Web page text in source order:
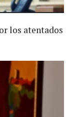
los atentados